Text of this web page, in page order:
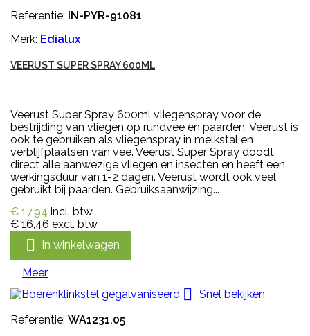
Referentie: IN-PYR-91081
Merk: Edialux
VEERUST SUPER SPRAY 600ML
Veerust Super Spray 600ml vliegenspray voor de
bestrijding van vliegen op rundvee en paarden. Veerust is
ook te gebruiken als vliegenspray in melkstal en
verblijfplaatsen van vee. Veerust Super Spray doodt
direct alle aanwezige vliegen en insecten en heeft een
werkingsduur van 1-2 dagen. Veerust wordt ook veel
gebruikt bij paarden. Gebruiksaanwijzing...
€ 17,94 incl. btw
€ 16,46 excl. btw
 In winkelwagen
Meer

Snel bekijken
Referentie: WA1231.05